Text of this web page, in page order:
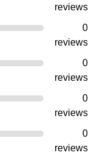
reviews
0
reviews
0
reviews
0
reviews
0
reviews